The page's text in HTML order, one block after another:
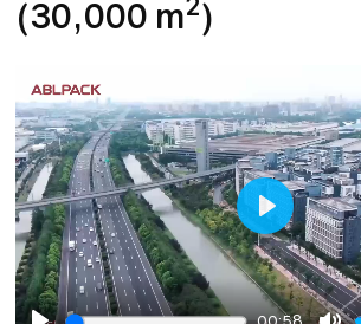
(30,000 m2)
Play